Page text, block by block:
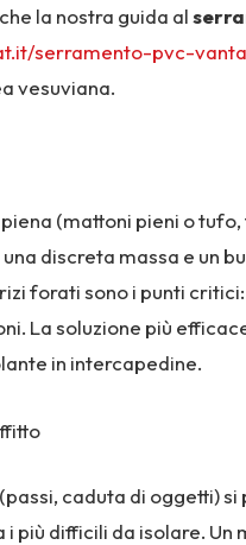
la nostra guida al
serramento-pvc-
vesuviana.
(mattoni pieni o
discreta massa e un
forati sono i punti
La soluzione più
in intercapedine.
caduta di oggetti)
i più difficili da isolare.